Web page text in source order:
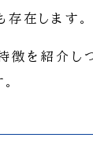
在します。
を紹介し